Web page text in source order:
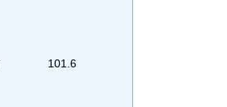
101.6